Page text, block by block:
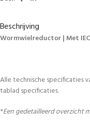
Beschrijving
Wormwielreductor | Met
Alle technische specificaties
tablad specificaties.
*Een gedetailleerd overzicht